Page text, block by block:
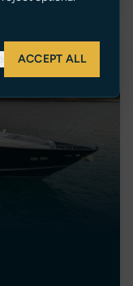
ACCEPT ALL